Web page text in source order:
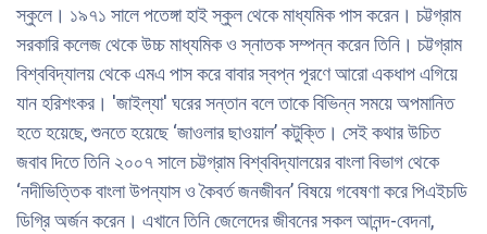
স্কুলে। ১৯৭১ সালে পতেঙ্গা হাই স্কুল থেকে মাধ্যমিক পাস করেন। চট্টগ্রাম
সরকারি কলেজ থেকে উচ্চ মাধ্যমিক ও স্নাতক সম্পন্ন করেন তিনি। চট্টগ্রাম
বিশ্ববিদ্যালয় থেকে এমএ পাস করে বাবার স্বপ্ন পূরণে আরো একধাপ এগিয়ে
যান হরিশংকর। 'জাইল্যা' ঘরের সন্তান বলে তাকে বিভিন্ন সময়ে অপমানিত
হতে হয়েছে, শুনতে হয়েছে ‘জাওলার ছাওয়াল’ কটুক্তি। সেই কথার উচিত
জবাব দিতে তিনি ২০০৭ সালে চট্টগ্রাম বিশ্ববিদ্যালয়ের বাংলা বিভাগ থেকে
‘নদীভিত্তিক বাংলা উপন্যাস ও কৈবর্ত জনজীবন’ বিষয়ে গবেষণা করে পিএইচডি
ডিগ্রি অর্জন করেন। এখানে তিনি জেলেদের জীবনের সকল আনন্দ-বেদনা,